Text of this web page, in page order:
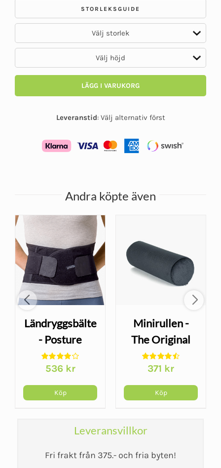
STORLEKSGUIDE
LÄGG I VARUKORG
Leveranstid: Välj alternativ först
Andra köpte även
Ländryggsbälte
- Posture
Stabilize
536 kr
Köp
Minirullen -
The Original
McKenzie
371 kr
Köp
Leveransvillkor
Fri frakt från 375.- och fria byten!